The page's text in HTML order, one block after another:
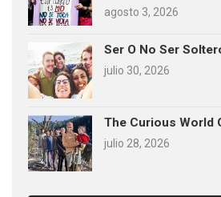
agosto 3, 2026
Ser O No Ser
julio 30, 2026
The Curious World
julio 28, 2026